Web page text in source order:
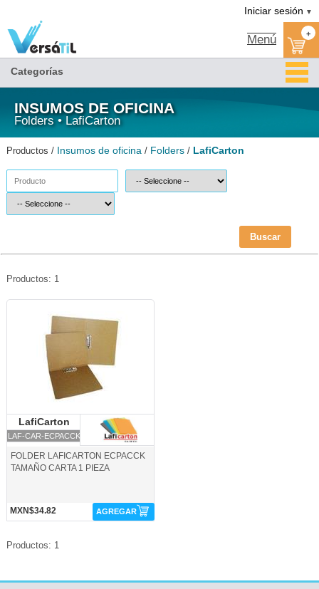
Iniciar sesión ▼
Menú +
Categorías
INSUMOS DE OFICINA
Folders • LafiCarton
Productos / Insumos de oficina / Folders / LafiCarton
Buscar
Productos: 1
LafiCarton
LAF-CAR-ECPACCK
LafiCarton
FOLDER LAFICARTON ECPACCK
TAMAÑO CARTA 1 PIEZA
MXN$34.82 AGREGAR
Productos: 1